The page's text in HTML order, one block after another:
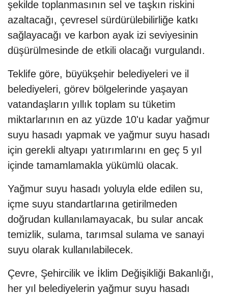
şekilde toplanmasının sel ve taşkın riskini
azaltacağı, çevresel sürdürülebilirliğe katkı
sağlayacağı ve karbon ayak izi seviyesinin
düşürülmesinde de etkili olacağı vurgulandı.
Teklife göre, büyükşehir belediyeleri ve il
belediyeleri, görev bölgelerinde yaşayan
vatandaşların yıllık toplam su tüketim
miktarlarının en az yüzde 10'u kadar yağmur
suyu hasadı yapmak ve yağmur suyu hasadı
için gerekli altyapı yatırımlarını en geç 5 yıl
içinde tamamlamakla yükümlü olacak.
Yağmur suyu hasadı yoluyla elde edilen su,
içme suyu standartlarına getirilmeden
doğrudan kullanılamayacak, bu sular ancak
temizlik, sulama, tarımsal sulama ve sanayi
suyu olarak kullanılabilecek.
Çevre, Şehircilik ve İklim Değişikliği Bakanlığı,
her yıl belediyelerin yağmur suyu hasadı